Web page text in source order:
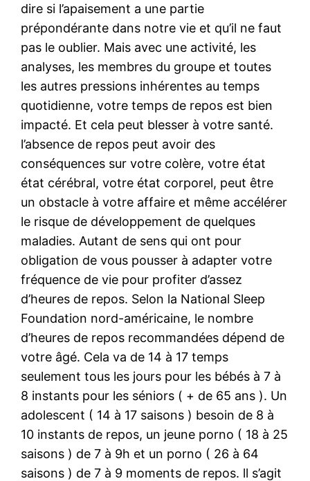
dire si l’apaisement a une partie
prépondérante dans notre vie et qu’il ne faut
pas le oublier. Mais avec une activité, les
analyses, les membres du groupe et toutes
les autres pressions inhérentes au temps
quotidienne, votre temps de repos est bien
impacté. Et cela peut blesser à votre santé.
l’absence de repos peut avoir des
conséquences sur votre colère, votre état
état cérébral, votre état corporel, peut être
un obstacle à votre affaire et même accélérer
le risque de développement de quelques
maladies. Autant de sens qui ont pour
obligation de vous pousser à adapter votre
fréquence de vie pour profiter d’assez
d’heures de repos. Selon la National Sleep
Foundation nord-américaine, le nombre
d’heures de repos recommandées dépend de
votre âgé. Cela va de 14 à 17 temps
seulement tous les jours pour les bébés à 7 à
8 instants pour les séniors ( + de 65 ans ). Un
adolescent ( 14 à 17 saisons ) besoin de 8 à
10 instants de repos, un jeune porno ( 18 à 25
saisons ) de 7 à 9h et un porno ( 26 à 64
saisons ) de 7 à 9 moments de repos. ll s’agit